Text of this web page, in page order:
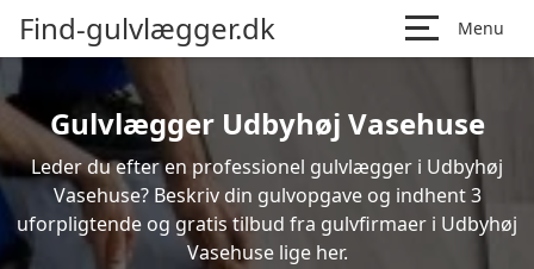
Find-gulvlægger.dk Menu
Gulvlægger Udbyhøj Vasehuse
Leder du efter en professionel gulvlægger i Udbyhøj
Vasehuse? Beskriv din gulvopgave og indhent 3
uforpligtende og gratis tilbud fra gulvfirmaer i Udbyhøj
Vasehuse lige her.